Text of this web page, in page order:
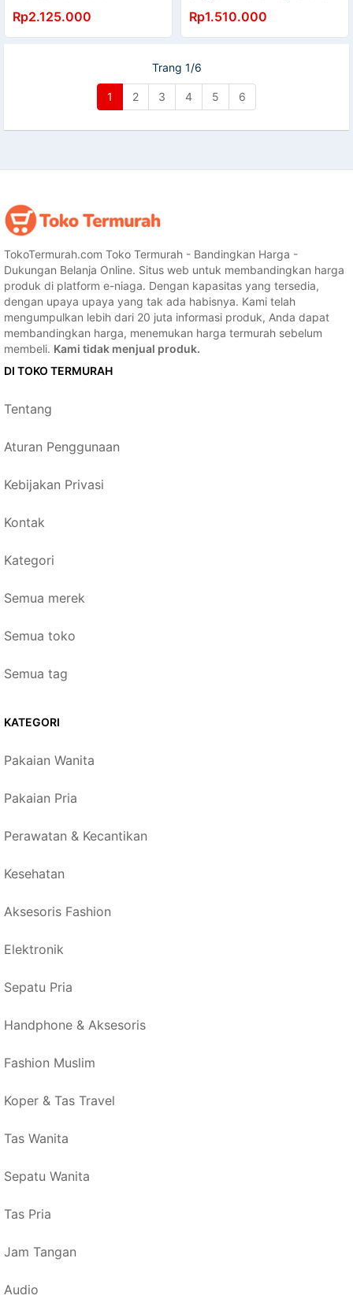
Rp2.125.000 Rp1.510.000
Trang 1/6
1 2 3 4 5 6
TokoTermurah.com Toko Termurah - Bandingkan Harga -
Dukungan Belanja Online. Situs web untuk membandingkan harga
produk di platform e-niaga. Dengan kapasitas yang tersedia,
dengan upaya upaya yang tak ada habisnya. Kami telah
mengumpulkan lebih dari 20 juta informasi produk, Anda dapat
membandingkan harga, menemukan harga termurah sebelum
membeli. Kami tidak menjual produk.
DI TOKO TERMURAH
Tentang
Aturan Penggunaan
Kebijakan Privasi
Kontak
Kategori
Semua merek
Semua toko
Semua tag
KATEGORI
Pakaian Wanita
Pakaian Pria
Perawatan & Kecantikan
Kesehatan
Aksesoris Fashion
Elektronik
Sepatu Pria
Handphone & Aksesoris
Fashion Muslim
Koper & Tas Travel
Tas Wanita
Sepatu Wanita
Tas Pria
Jam Tangan
Audio